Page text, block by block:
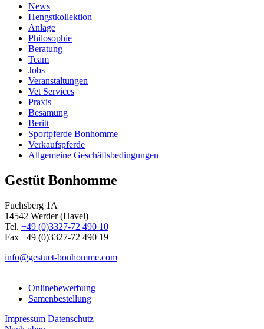
News
Hengstkollektion
Anlage
Philosophie
Beratung
Team
Jobs
Veranstaltungen
Vet Services
Praxis
Besamung
Beritt
Sportpferde Bonhomme
Verkaufspferde
Allgemeine Geschäfts­bedingungen
Gestüt Bonhomme
Fuchsberg 1A
14542 Werder (Havel)
Tel. +49 (0)3327-72 490 10
Fax +49 (0)3327-72 490 19
info@gestuet-bonhomme.com
Onlinebewerbung
Samenbestellung
Impressum Datenschutz